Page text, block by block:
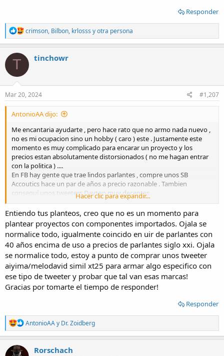
Responder
R
e
a
c
n
crimson, Bilbon, krlosss y otra persona
T tinchowr
Mar 20, 2024 #1,207
AntonioAA dijo:
Me encantaria ayudarte , pero hace rato que no armo nada nuevo ,
no es mi ocupacion sino un hobby ( caro ) este . Justamente este
momento es muy complicado para encarar un proyecto y los
precios estan absolutamente distorsionados ( no me hagan entrar
con la politica ) ....
En FB hay gente que trae lindos parlantes , compre unos SB
Accoutics hace un par de años a precio razonable . Tambien
conseguí unos tweeters Dayton muy decentes .
En cuanto a rendimiento , si queres aproximarte a ese tipo de baffle
( antes la potencia no era tan accesible como ahora ) , hay que
empezar por un parlante de PA , que tienen rendimientos de
+90dB/w , de eso se consigue . En cuanto a mid , se puede buscar
uno de auto ( tambien los hay ) . Antes que me insulten aviso que
estos no son tan espantosos si se usan en un rango de frecuencias
reducido.
En cuanto a tweeter , se complica en este momento , pero creo que
hay que estar atento y esperar que se normalice un poco.
En su momento pagué 30 biden los Dayton .
Como dice el amigo Bilbon , los JBL han inundado , no coincido en
que son tan malos , tener cuidado que hay imitaciones detestables (
en Brasil los he visto ) , los originales son sorprendentes como
"llenan" con tan poco tamaño , todo dentro de su uso ...
Hacer clic para expandir...
Entiendo tus planteos, creo que no es un momento para
plantear proyectos con componentes importados. Ojala se
normalice todo, igualmente coincido en uir de parlantes con
40 años encima de uso a precios de parlantes siglo xxi. Ojala
se normalice todo, estoy a punto de comprar unos tweeter
aiyima/melodavid simil xt25 para armar algo especifico con
ese tipo de tweeter y probar que tal van esas marcas!
Gracias por tomarte el tiempo de responder!
Responder
R
e
a
c
AntonioAAy Dr. Zoidberg
Rorschach